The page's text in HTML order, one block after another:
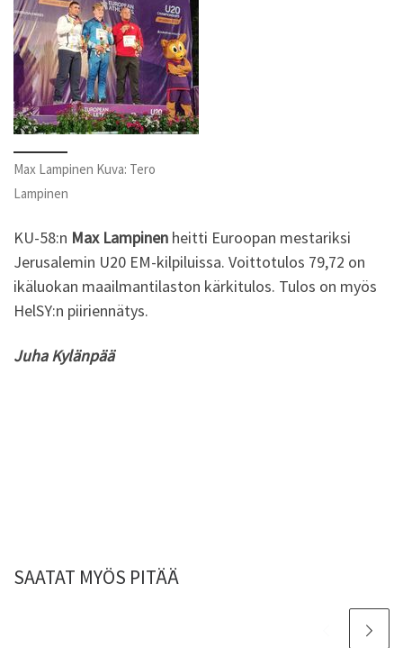
Max Lampinen Kuva: Tero
Lampinen
KU-58:n Max Lampinen heitti Euroopan mestariksi
Jerusalemin U20 EM-kilpiluissa. Voittotulos 79,72 on
ikäluokan maailmantilaston kärkitulos. Tulos on myös
HelSY:n piiriennätys.
Juha Kylänpää
SAATAT MYÖS PITÄÄ